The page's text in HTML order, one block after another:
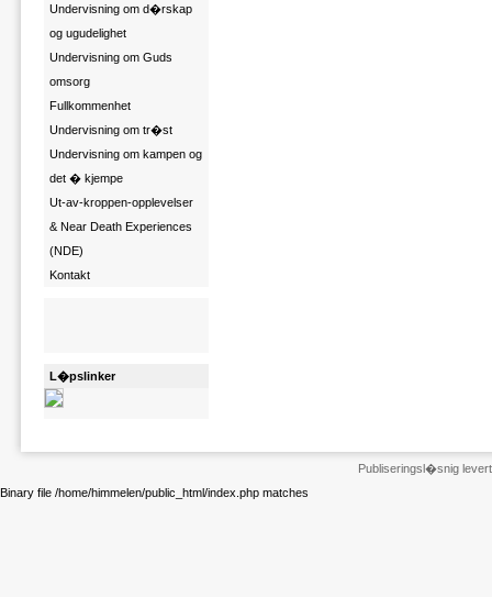
Undervisning om d�rskap
og ugudelighet
Undervisning om Guds
omsorg
Fullkommenhet
Undervisning om tr�st
Undervisning om kampen og
det � kjempe
Ut-av-kroppen-opplevelser
& Near Death Experiences
(NDE)
Kontakt
L�pslinker
Publiseringsl�snig
Binary file /home/himmelen/public_html/index.php matches